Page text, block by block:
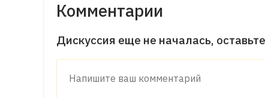
Комментарии
Дискуссия еще не началась,